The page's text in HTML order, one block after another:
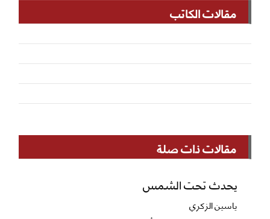
مقالات الكاتب
مقالات ذات صلة
يحدث تحت الشمس
ياسين الزكري